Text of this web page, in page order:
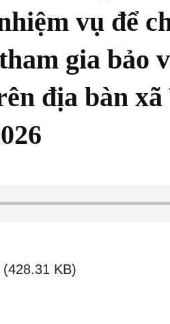
vụ để
gia bảo
địa bàn
(428.31 KB)